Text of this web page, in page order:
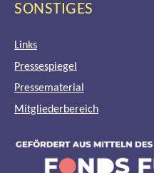
SONSTIGES
Links
Pressespiegel
Pressematerial
Mitgliederbereich